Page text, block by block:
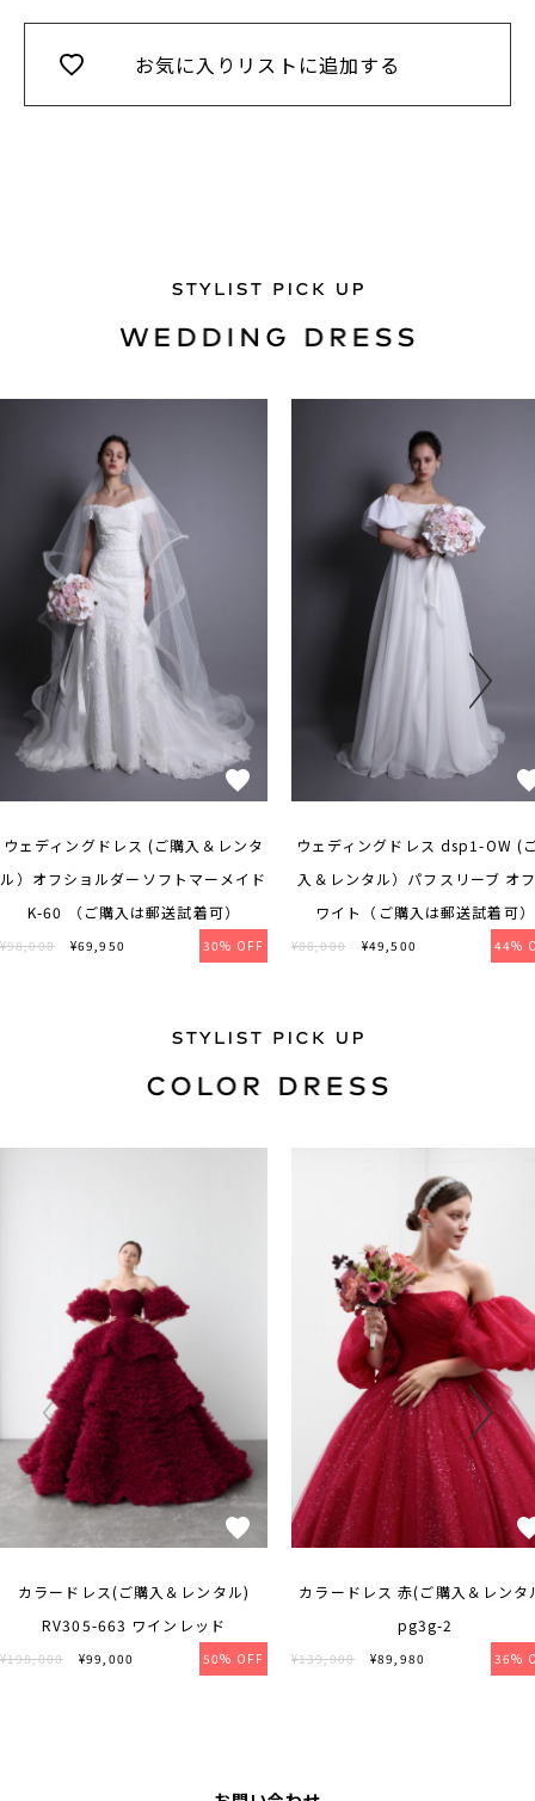
お気に入りリストに追加する
ウェディングドレス (ご購入＆レンタ
ル）オフショルダーソフトマーメイド
K-60 （ご購入は郵送試着可）
¥98,000 ¥69,950 30% OFF
ウェディングドレス dsp1-OW (
入＆レンタル）パフスリーブ オ
ワイト（ご購入は郵送試着可）
¥88,000 ¥49,500 44%
カラードレス(ご購入＆レンタル)
RV305-663 ワインレッド
¥198,000 ¥99,000 50% OFF
カラードレス 赤(ご購入＆レンタ
pg3g-2
¥139,000 ¥89,980 36%